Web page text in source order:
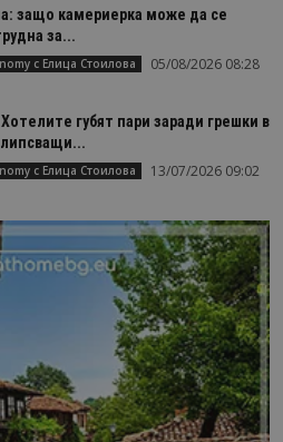
защо камериерка може да се
за...
с Елица Стоилова 05/08/2026 08:28
губят пари заради грешки в
с Елица Стоилова 13/07/2026 09:02